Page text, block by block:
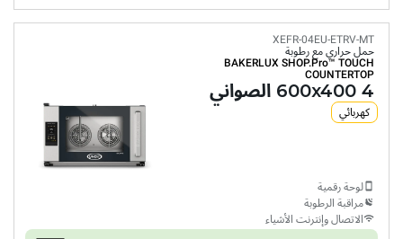
XEFR-04EU-ETRV-MT
حمل حراري مع رطوبة
BAKERLUX SHOP.Pro™ TOUCH
COUNTERTOP
4 600x400 الصواني
كهربائي
لوحة رقمية
مراقبة الرطوبة
الاتصال وإنترنت الأشياء